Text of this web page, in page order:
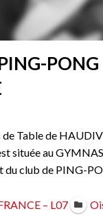
de Table de
située au
du club de PING-
– L07